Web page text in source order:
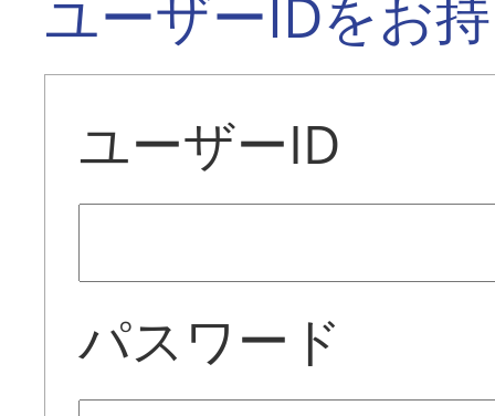
ユーザーIDをお
ユーザーID
パスワード